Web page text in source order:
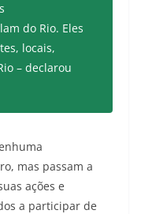
do Rio. Eles
locais,
– declarou
mas passam a
ações e
a participar de